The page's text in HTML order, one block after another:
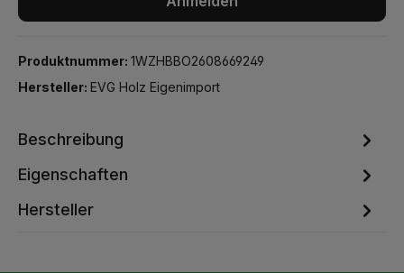
Produktnummer: 1WZHBBO2608669249
Hersteller: EVG Holz Eigenimport
Beschreibung
Eigenschaften
Hersteller